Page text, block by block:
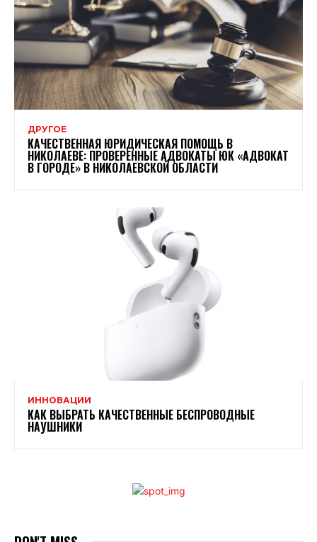
ДРУГОЕ
КАЧЕСТВЕННАЯ ЮРИДИЧЕСКАЯ ПОМОЩЬ В
НИКОЛАЕВЕ: ПРОВЕРЕННЫЕ АДВОКАТЫ ЮК «АДВОКАТ
В ГОРОДЕ» В НИКОЛАЕВСКОЙ ОБЛАСТИ
ИННОВАЦИИ
КАК ВЫБРАТЬ КАЧЕСТВЕННЫЕ БЕСПРОВОДНЫЕ
НАУШНИКИ